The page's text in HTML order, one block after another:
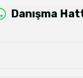
Danışma